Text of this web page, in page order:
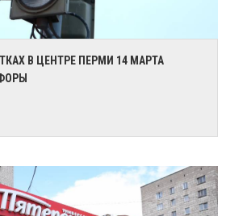
В ЦЕНТРЕ ПЕРМИ 14 МАРТА